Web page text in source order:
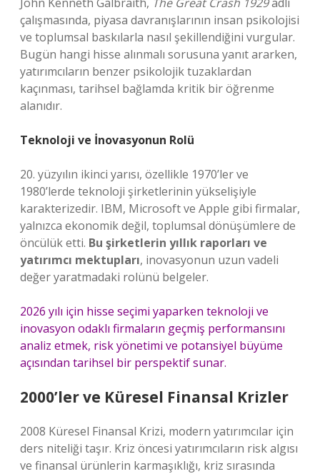
çalışmasında, piyasa davranışlarının insan psikolojisi
ve toplumsal baskılarla nasıl şekillendiğini vurgular.
Bugün hangi hisse alınmalı sorusuna yanıt ararken,
yatırımcıların benzer psikolojik tuzaklardan
kaçınması, tarihsel bağlamda kritik bir öğrenme
alanıdır.
Teknoloji ve İnovasyonun Rolü
20. yüzyılın ikinci yarısı, özellikle 1970’ler ve
1980’lerde teknoloji şirketlerinin yükselişiyle
karakterizedir. IBM, Microsoft ve Apple gibi firmalar,
yalnızca ekonomik değil, toplumsal dönüşümlere de
öncülük etti. Bu şirketlerin yıllık raporları ve
yatırımcı mektupları, inovasyonun uzun vadeli
değer yaratmadaki rolünü belgeler.
2026 yılı için hisse seçimi yaparken teknoloji ve
inovasyon odaklı firmaların geçmiş performansını
analiz etmek, risk yönetimi ve potansiyel büyüme
açısından tarihsel bir perspektif sunar.
2000’ler ve Küresel Finansal Krizler
2008 Küresel Finansal Krizi, modern yatırımcılar için
ders niteliği taşır. Kriz öncesi yatırımcıların risk algısı
ve finansal ürünlerin karmaşıklığı, kriz sırasında